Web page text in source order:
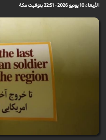
الأربعاء 10 يونيو 2026 - 22:51 بتوقيت مكة